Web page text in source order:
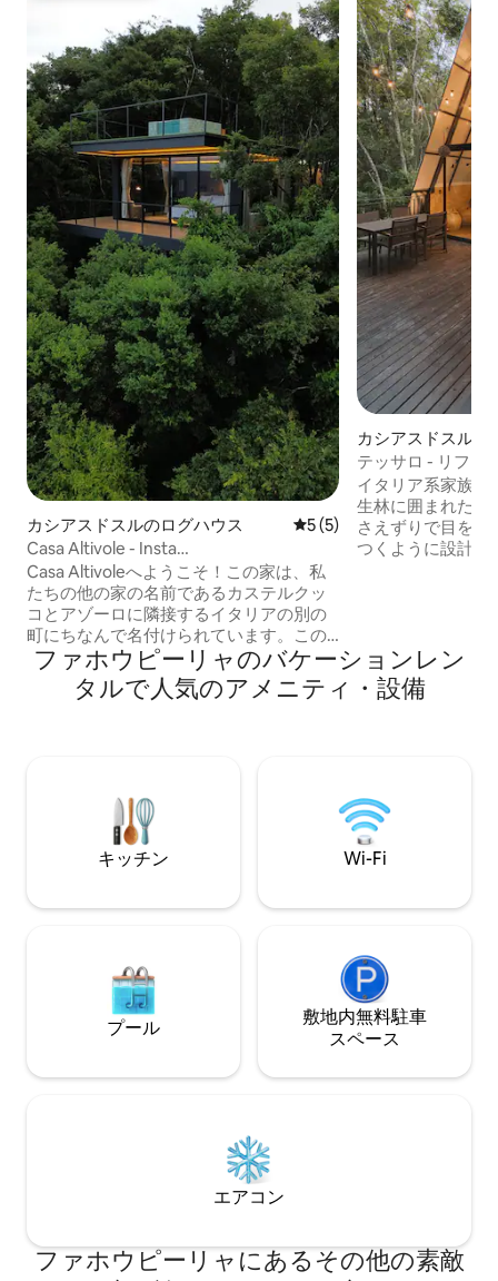
カシアスドスルのログハウス レビュー5件、5つ星中5つ
5 (5)
Casa Altivole - Insta
@villa_montegrappa
Casa Altivoleへようこそ！この家は、私
たちの他の家の名前であるカステルクッ
コとアゾーロに隣接するイタリアの別の
町にちなんで名付けられています。この
家は自然の植生に囲まれ、完全に自然の
中に建てられています！素晴らしい山の
景色を楽しめる、快適でプライベートな
設備の整ったキッチン、浴槽、シャワ
ー、サウナを備えた寝室があります！
カシアスドスルの
テッサロ - リフュ
イタリア系家族が
生林に囲まれたA
さえずりで目を覚
つくように設計さ
は浸漬式バスタ
アメニティが備わって
部屋は細部に渡
ファホウピーリャのバケーションレン
タルで人気のアメニティ・設備
キッチン Wi-Fi
プール
敷地内無料駐⁠車
ス⁠ペ⁠ー⁠ス
エアコン
ファホウピーリャにあるその他の素敵